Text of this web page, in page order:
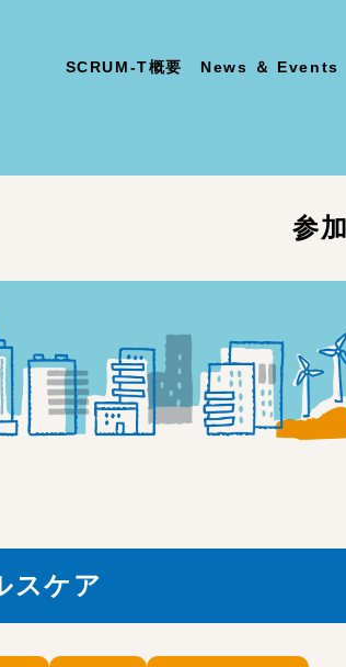
SCRUM-T概要 News ＆ Events
参
スケア